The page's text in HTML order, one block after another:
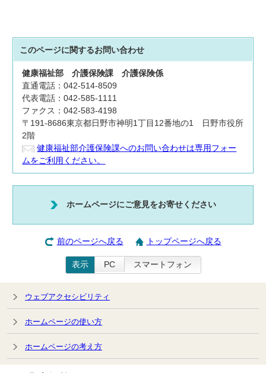
このページに関するお問い合わせ
健康福祉部介護保険課 介護保険係
直通電話：042-514-8509
代表電話：042-585-1111
ファクス：042-583-4198
〒191-8686東京都日野市神明1丁目12番地の1 日野市役所
2階
健康福祉部介護保険課へのお問い合わせは専用フォー
ムをご利用ください。
ホームページにご意見をお寄せください
前のページへ戻る トップページへ戻る
表示 PC スマートフォン
ウェブアクセシビリティ
ホームページの使い方
ホームページの考え方